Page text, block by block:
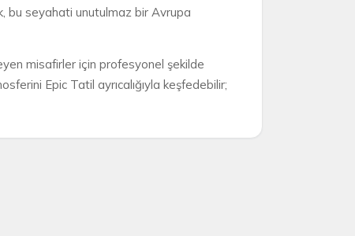
bu seyahati unutulmaz bir Avrupa
misafirler için profesyonel şekilde
Epic Tatil ayrıcalığıyla keşfedebilir;